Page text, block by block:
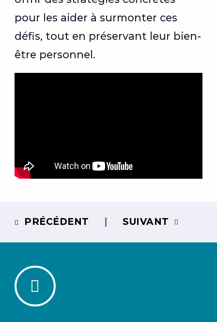
pour les aider à surmonter ces
défis, tout en préservant leur bien-
être personnel.
PRÉCÉDENT SUIVANT